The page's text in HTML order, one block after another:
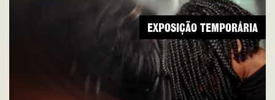
EXPOSIÇÃO TEMPORÁRIA